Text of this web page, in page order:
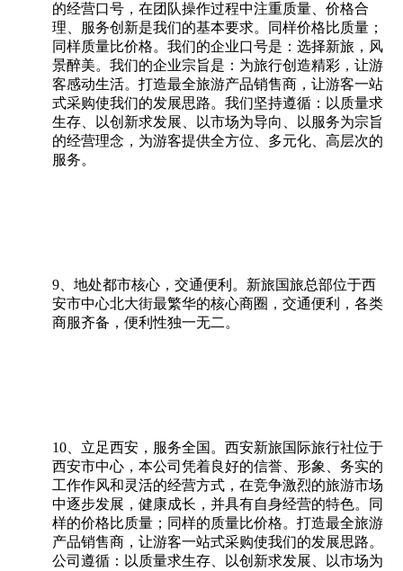
的经营口号，在团队操作过程中注重质量、价格合
理、服务创新是我们的基本要求。同样价格比质量；
同样质量比价格。我们的企业口号是：选择新旅，风
景醉美。我们的企业宗旨是：为旅行创造精彩，让游
客感动生活。打造最全旅游产品销售商，让游客一站
式采购使我们的发展思路。我们坚持遵循：以质量求
生存、以创新求发展、以市场为导向、以服务为宗旨
的经营理念，为游客提供全方位、多元化、高层次的
服务。
9、地处都市核心，交通便利。新旅国旅总部位于西
安市中心北大街最繁华的核心商圈，交通便利，各类
商服齐备，便利性独一无二。
10、立足西安，服务全国。西安新旅国际旅行社位于
西安市中心，本公司凭着良好的信誉、形象、务实的
工作作风和灵活的经营方式，在竞争激烈的旅游市场
中逐步发展，健康成长，并具有自身经营的特色。同
样的价格比质量；同样的质量比价格。打造最全旅游
产品销售商，让游客一站式采购使我们的发展思路。
公司遵循：以质量求生存、以创新求发展、以市场为